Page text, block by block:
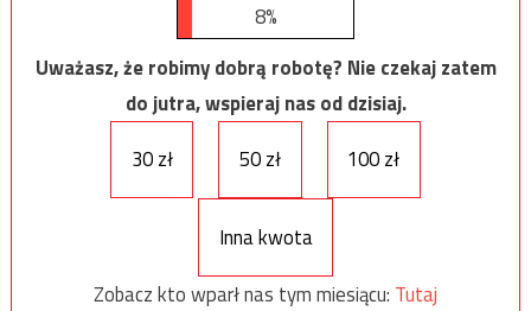
8%
Uważasz, że robimy dobrą robotę? Nie czekaj zatem
do jutra, wspieraj nas od dzisiaj.
30 zł
50 zł 100 zł
Inna kwota
Zobacz kto wparł nas tym miesiącu: Tutaj